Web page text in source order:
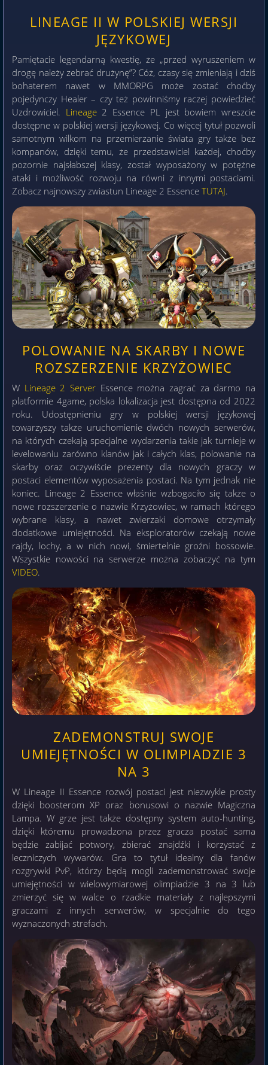
LINEAGE II W POLSKIEJ WERSJI
JĘZYKOWEJ
Pamiętacie legendarną kwestię, że „przed wyruszeniem w
drogę należy zebrać drużynę”? Cóż, czasy się zmieniają i dziś
bohaterem nawet w MMORPG może zostać choćby
pojedynczy Healer – czy też powinniśmy raczej powiedzieć
Uzdrowiciel. Lineage2 Essence PL jest bowiem wreszcie
dostępne w polskiej wersji językowej. Co więcej tytuł pozwoli
samotnym wilkom na przemierzanie świata gry także bez
kompanów, dzięki temu, że przedstawiciel każdej, choćby
pozornie najsłabszej klasy, został wyposażony w potężne
ataki i możliwość rozwoju na równi z innymi postaciami.
Zobacz najnowszy zwiastun Lineage 2 Essence TUTAJ.
POLOWANIE NA SKARBY I NOWE
ROZSZERZENIE KRZYŻOWIEC
W Lineage 2 Server Essence można zagrać za darmo na
platformie 4game, polska lokalizacja jest dostępna od 2022
roku. Udostępnieniu gry w polskiej wersji językowej
towarzyszy także uruchomienie dwóch nowych serwerów,
na których czekają specjalne wydarzenia takie jak turnieje w
levelowaniu zarówno klanów jak i całych klas, polowanie na
skarby oraz oczywiście prezenty dla nowych graczy w
postaci elementów wyposażenia postaci. Na tym jednak nie
koniec. Lineage 2 Essence właśnie wzbogaciło się także o
nowe rozszerzenie o nazwie Krzyżowiec, w ramach którego
wybrane klasy, a nawet zwierzaki domowe otrzymały
dodatkowe umiejętności. Na eksploratorów czekają nowe
rajdy, lochy, a w nich nowi, śmiertelnie groźni bossowie.
Wszystkie nowości na serwerze można zobaczyć na tym
VIDEO.
ZADEMONSTRUJ SWOJE
UMIEJĘTNOŚCI W OLIMPIADZIE 3
NA 3
W Lineage II Essence rozwój postaci jest niezwykle prosty
dzięki boosterom XP oraz bonusowi o nazwie Magiczna
Lampa. W grze jest także dostępny system auto-hunting,
dzięki któremu prowadzona przez gracza postać sama
będzie zabijać potwory, zbierać znajdźki i korzystać z
leczniczych wywarów. Gra to tytuł idealny dla fanów
rozgrywki PvP, którzy będą mogli zademonstrować swoje
umiejętności w wielowymiarowej olimpiadzie 3 na 3 lub
zmierzyć się w walce o rzadkie materiały z najlepszymi
graczami z innych serwerów, w specjalnie do tego
wyznaczonych strefach.